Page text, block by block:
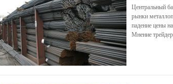
Центральный
рынки
падение цены
Мнение